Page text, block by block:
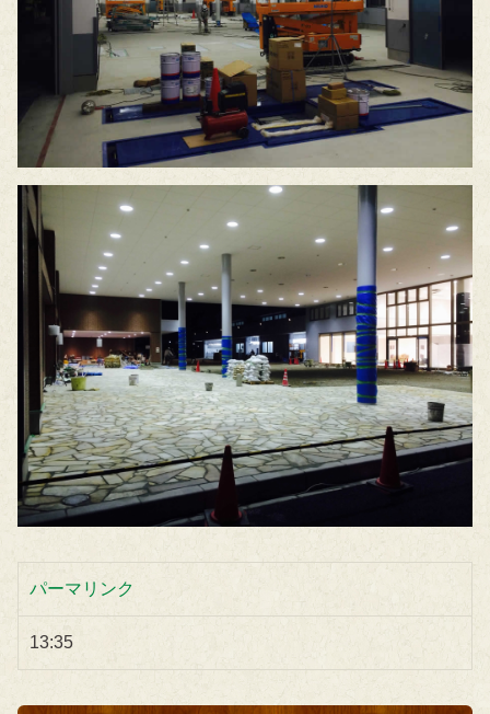
パーマリンク
13:35